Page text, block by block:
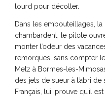
lourd pour décoller.
Dans les embouteillages,
chambardent, le pilote
monter l’odeur des
remorques, sans compter
Metz à Bormes-les-
des jets de sueur à l’abri
Français, lui, prouve qu’il